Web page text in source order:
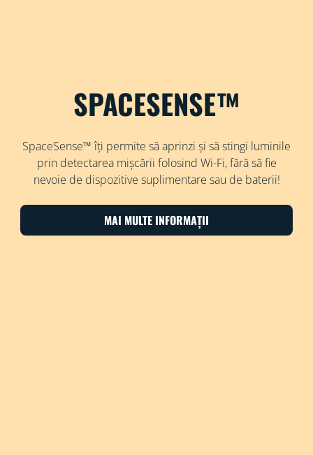
SPACESENSE™
SpaceSense™ îți permite să aprinzi și să stingi luminile
prin detectarea mișcării folosind Wi-Fi, fără să fie
nevoie de dispozitive suplimentare sau de baterii!
MAI MULTE INFORMAȚII